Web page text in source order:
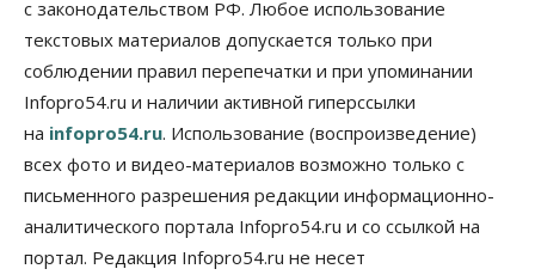
с законодательством РФ. Любое использование
текстовых материалов допускается только при
соблюдении правил перепечатки и при упоминании
Infopro54.ru и наличии активной гиперссылки
на infopro54.ru. Использование (воспроизведение)
всех фото и видео-материалов возможно только с
письменного разрешения редакции информационно-
аналитического портала Infopro54.ru и со ссылкой на
портал. Редакция Infopro54.ru не несет